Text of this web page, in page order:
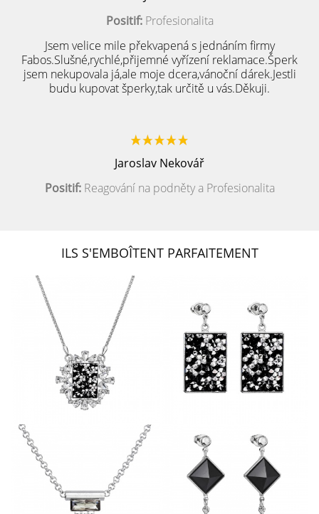
Positif:Profesionalita
Jsem velice mile překvapená s jednáním firmy
Fabos.Slušné,rychlé,přijemné vyřízení reklamace.Šperk
jsem nekupovala já,ale moje dcera,vánoční dárek.Jestli
budu kupovat šperky,tak určitě u vás.Děkuji.
Jaroslav Nekovář
Positif:Reagování na podněty a Profesionalita
ILS S'EMBOÎTENT PARFAITEMENT